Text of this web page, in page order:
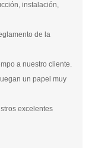
instalación,
de la
a nuestro cliente.
un papel muy
excelentes